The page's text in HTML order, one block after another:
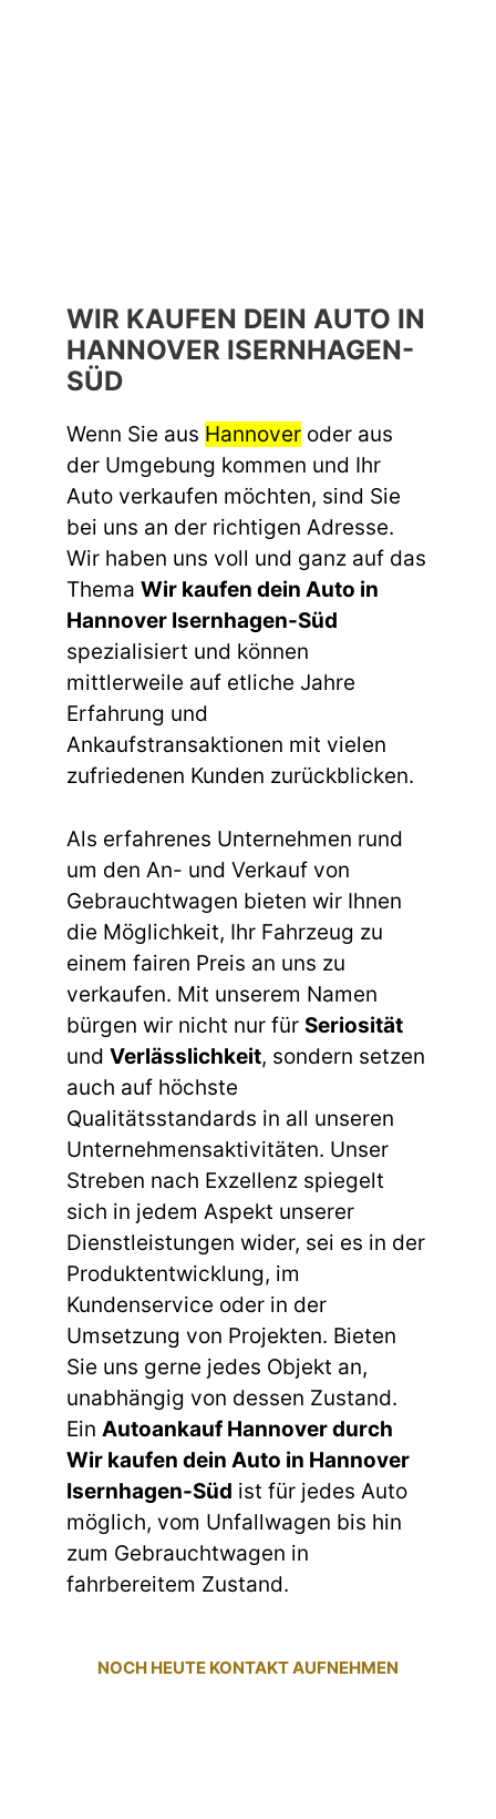
WIR KAUFEN DEIN AUTO IN
HANNOVER ISERNHAGEN-
SÜD
Wenn Sie aus Hannover oder aus
der Umgebung kommen und Ihr
Auto verkaufen möchten, sind Sie
bei uns an der richtigen Adresse.
Wir haben uns voll und ganz auf das
Thema Wir kaufen dein Auto in
Hannover Isernhagen-Süd
spezialisiert und können
mittlerweile auf etliche Jahre
Erfahrung und
Ankaufstransaktionen mit vielen
zufriedenen Kunden zurückblicken.
Als erfahrenes Unternehmen rund
um den An- und Verkauf von
Gebrauchtwagen bieten wir Ihnen
die Möglichkeit, Ihr Fahrzeug zu
einem fairen Preis an uns zu
verkaufen. Mit unserem Namen
bürgen wir nicht nur für Seriosität
und Verlässlichkeit, sondern setzen
auch auf höchste
Qualitätsstandards in all unseren
Unternehmensaktivitäten. Unser
Streben nach Exzellenz spiegelt
sich in jedem Aspekt unserer
Dienstleistungen wider, sei es in der
Produktentwicklung, im
Kundenservice oder in der
Umsetzung von Projekten. Bieten
Sie uns gerne jedes Objekt an,
unabhängig von dessen Zustand.
Ein Autoankauf Hannover durch
Wir kaufen dein Auto in Hannover
Isernhagen-Süd ist für jedes Auto
möglich, vom Unfallwagen bis hin
zum Gebrauchtwagen in
fahrbereitem Zustand.
NOCH HEUTE KONTAKT AUFNEHMEN